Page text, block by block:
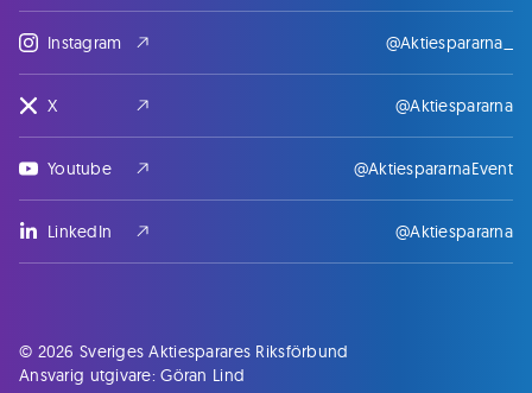
Instagram @Aktiespararna_
X @Aktiespararna
Youtube @AktiespararnaEvent
LinkedIn @Aktiespararna
© 2026 Sveriges Aktiesparares Riksförbund
Ansvarig utgivare: Göran Lind